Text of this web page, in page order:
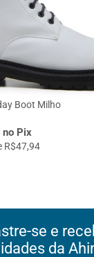
Boot Milho
no Pix
R$47,94
se e
da